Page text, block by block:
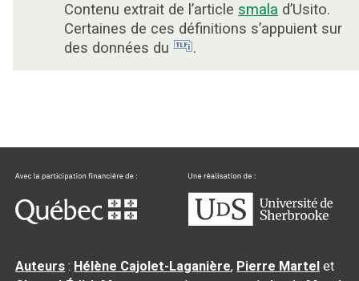
Contenu extrait de l’article smala d’Usito.
Certaines de ces définitions s’appuient sur
des données du
.
Auteurs : Hélène Cajolet-Laganière, Pierre Martel et